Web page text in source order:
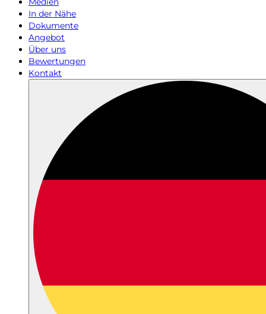
In der Nähe
Dokumente
Angebot
Über uns
Bewertungen
Kontakt